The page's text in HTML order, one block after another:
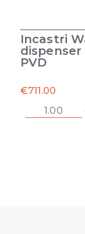
Incastri
dispenser
PVD
€711.00